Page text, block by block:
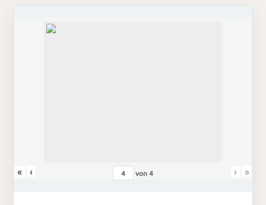
« ‹ von4 › »